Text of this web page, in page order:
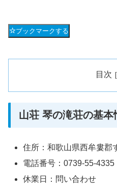
ブックマークする
目次
山荘 琴の滝荘の基本
住所：和歌山県西牟婁郡
電話番号：0739-55-4335
休業日：問い合わせ